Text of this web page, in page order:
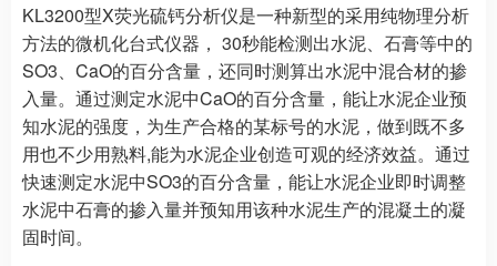
KL3200型X荧光硫钙分析仪是一种新型的采用纯物理分析
方法的微机化台式仪器， 30秒能检测出水泥、石膏等中的
SO3、CaO的百分含量，还同时测算出水泥中混合材的掺
入量。通过测定水泥中CaO的百分含量，能让水泥企业预
知水泥的强度，为生产合格的某标号的水泥，做到既不多
用也不少用熟料,能为水泥企业创造可观的经济效益。通过
快速测定水泥中SO3的百分含量，能让水泥企业即时调整
水泥中石膏的掺入量并预知用该种水泥生产的混凝土的凝
固时间。